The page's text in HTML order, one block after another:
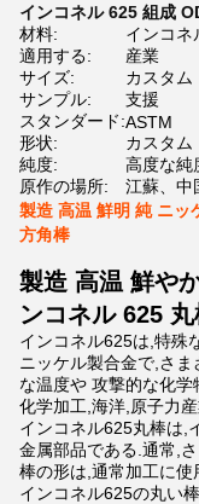
インコネル 625 組成
材料:
インコネ
適用する:
産業
サイズ:
カスタム
サンプル:
支援
スタンダード:ASTM
形状:
カスタム
純度:
高度な純
原作の場所:
江蘇、中
製造 高温 鮮明 純 ニッ
方角棒
製造 高温 鮮や
ンコネル 625
インコネル625は,特殊
ニッケル製合金で,さ
な温度や 攻撃的な化学
化学加工,海洋,原子力
インコネル625丸棒は,
金属部品である.通常,
棒の形は,通常加工に
インコネル625の丸い